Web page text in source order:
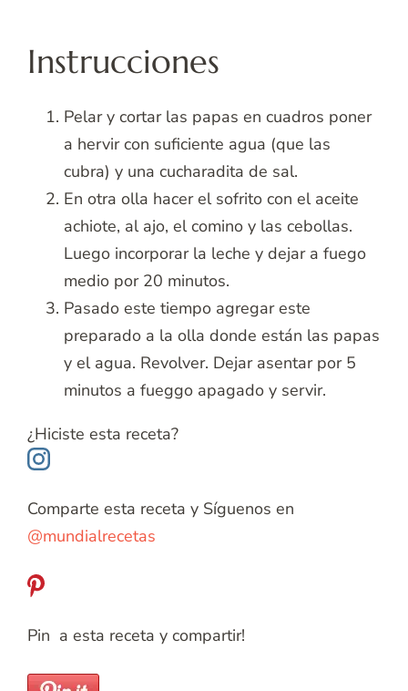
Instrucciones
Pelar y cortar las papas en cuadros poner
a hervir con suficiente agua (que las
cubra) y una cucharadita de sal.
En otra olla hacer el sofrito con el aceite
achiote, al ajo, el comino y las cebollas.
Luego incorporar la leche y dejar a fuego
medio por 20 minutos.
Pasado este tiempo agregar este
preparado a la olla donde están las papas
y el agua. Revolver. Dejar asentar por 5
minutos a fueggo apagado y servir.
¿Hiciste esta receta?
Comparte esta receta y Síguenos en
@mundialrecetas
Pin a esta receta y compartir!